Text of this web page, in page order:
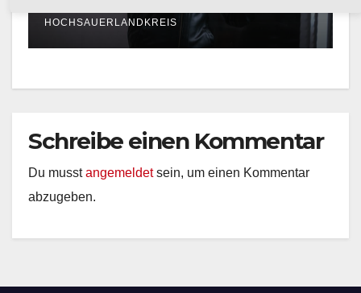
HOCHSAUERLANDKREIS
Schreibe einen Kommentar
Du musstangemeldetsein, um einen Kommentar
abzugeben.